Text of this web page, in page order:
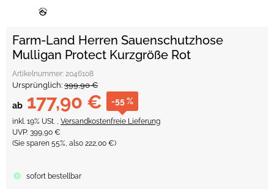
Farm-Land Herren Sauenschutzhose
Mulligan Protect Kurzgröße Rot
Artikelnummer: 2046108
Ursprünglich: 399,90 €
ab 177,90 € -55 %
inkl. 19% USt. , Versandkostenfreie Lieferung
UVP: 399,90 €
(Sie sparen 55%, also 222,00 €)
sofort bestellbar